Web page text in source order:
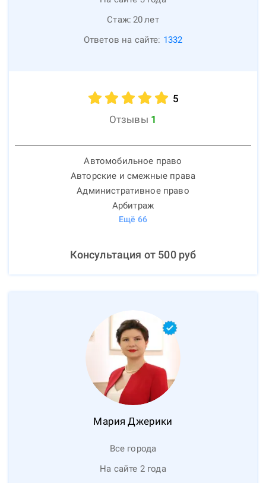
Стаж: 20лет
Ответов на сайте: 1332
5
Отзывы 1
Автомобильное право
Авторские и смежные права
Административное право
Арбитраж
Ещё 66
Консультация от 500руб
Мария Джерики
Все города
На сайте 2 года